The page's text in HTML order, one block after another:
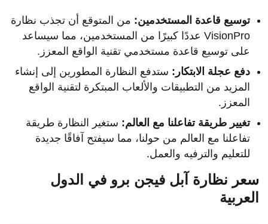
توسيع قاعدة المستخدمين: من المتوقع أن تجذب نظارة
VisionPro عددًا كبيرًا من المستخدمين، مما سيساعد
على توسيع قاعدة مستخدمي تقنية الواقع المعزز.
دفع عجلة الابتكار: ستدفع النظارة المطورين إلى إنشاء
المزيد من التطبيقات والألعاب المبتكرة لتقنية الواقع
المعزز.
تغيير طريقة تفاعلنا مع العالم: ستغير النظارة طريقة
تفاعلنا مع العالم من حولنا، مما سيفتح آفاقًا جديدة
للتعليم والترفيه والعمل.
سعر نظارة آبل فيجن برو في الدول
العربية